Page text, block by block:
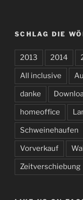
SCHLAG DIE
2013 2014
All inclusive
danke
homeoffice
Schweinehaufen
Vorverkauf
Zeitverschiebung